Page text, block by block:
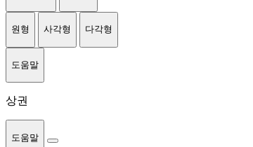
원형 사각형 다각형
도움말
상권
도움말